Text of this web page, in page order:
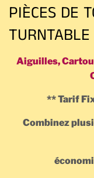
PIÈCES DE
Aiguilles,
** Tarif
Combinez